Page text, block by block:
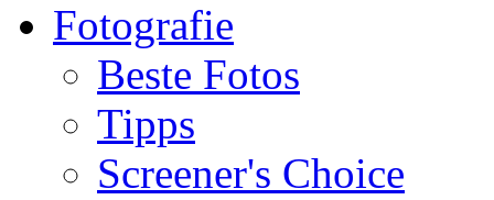
Fotografie
Beste Fotos
Tipps
Screener's Choice